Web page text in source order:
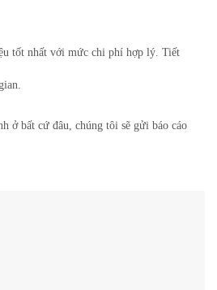
tốt nhất với mức chi phí hợp lý. Tiết
ở bất cứ đâu, chúng tôi sẽ gửi báo cáo